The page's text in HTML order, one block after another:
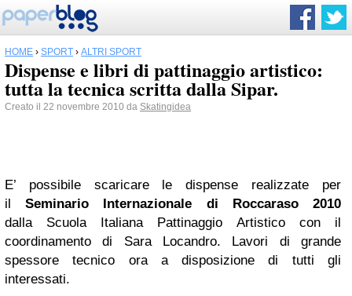
HOME › SPORT › ALTRI SPORT
Dispense e libri di pattinaggio artistico:
tutta la tecnica scritta dalla Sipar.
Creato il 22 novembre 2010 da Skatingidea
E’ possibile scaricare le dispense realizzate per
ilSeminario Internazionale di Roccaraso 2010
dalla Scuola Italiana Pattinaggio Artistico con il
coordinamento di Sara Locandro. Lavori di grande
spessore tecnico ora a disposizione di tutti gli
interessati.